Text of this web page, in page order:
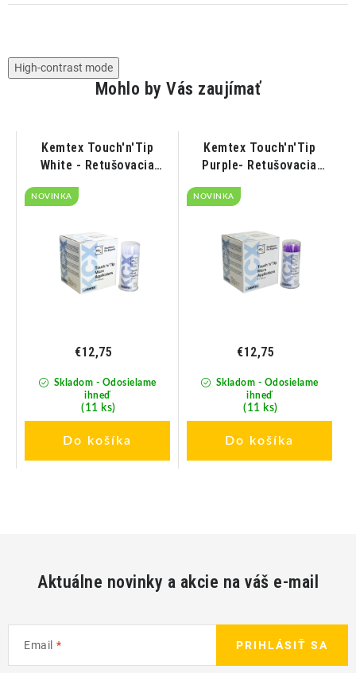
High-contrast mode
Mohlo by Vás zaujímať
Kemtex Touch'n'Tip
White - Retušovacia
NOVINKA
Skladom - Odosielame
ihneď
(11 ks)
€12,75
Do košíka
Kemtex Touch'n'Tip
Purple- Retušovacia
NOVINKA
Skladom - Odosielame
ihneď
(11 ks)
€12,75
Do košíka
Aktuálne novinky a akcie na váš e-mail
Email PRIHLÁSIŤ SA